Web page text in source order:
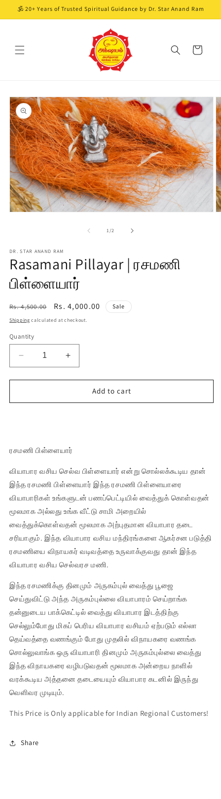
Skip to
🕉️ 20+ Years of Trusted Spiritual Guidance by Dr. Star Anand Ram
Cart
Skip to
product
information
1/of2
DR. STAR ANAND RAM
Rasamani Pillayar | ரசமணி
பிள்ளையார்
Regular
price
Rs. 4,500.00
Sale
price
Rs. 4,000.00 Sale
Shipping calculated at checkout.
Quantity
Decrease
quantity
for
Pillayar
Increase
quantity
for
Rasamani
Pillayar
Add to cart
ரசமணி பிள்ளையார்
வியாபார வசிய செல்வ பிள்ளையார் என்று சொல்லக்கூடிய தான்
இந்த ரசமணி பிள்ளையார் இந்த ரசமணி பிள்ளையாரை
வியாபாரிகள் உங்களுடன் பணப்பெட்டியில் வைத்துக் கொள்வதன்
மூலமாக அல்லது உங்க வீட்டு சாமி அறையில்
வைத்துக்கொள்வதன் மூலமாக அற்புதமான வியாபார தடை
சரியாகும். இந்த வியாபார வசிய மந்திரங்களை ஆகர்சன படுத்தி
ரசமணியை விநாயகர் வடிவத்தை உருவாக்குவது தான் இந்த
வியாபார வசிய செல்வரச மணி.
இந்த ரசமணிக்கு தினமும் அருகம்புல் வைத்து பூஜை
செய்துவிட்டு அந்த அருகம்புல்லை வியாபாரம் செய்றாங்க
தன்னுடைய பாக்கெட்டில் வைத்து வியாபார இடத்திற்கு
செல்லும்போது மிகப் பெரிய வியாபார வசியம் ஏற்படும் எல்லா
தெய்வத்தை வணங்கும் போது முதலில் விநாயகரை வணங்க
சொல்லுவாங்க ஒரு வியாபாரி தினமும் அருகம்புல்லை வைத்து
இந்த விநாயகரை வழிபடுவதன் மூலமாக அன்றைய நாளில்
வரக்கூடிய அத்தனை தடையையும் வியாபார கடனில் இருந்து
வெளிவர முடியும்.
This Price is Only applicable for Indian Regional Customers!
Share